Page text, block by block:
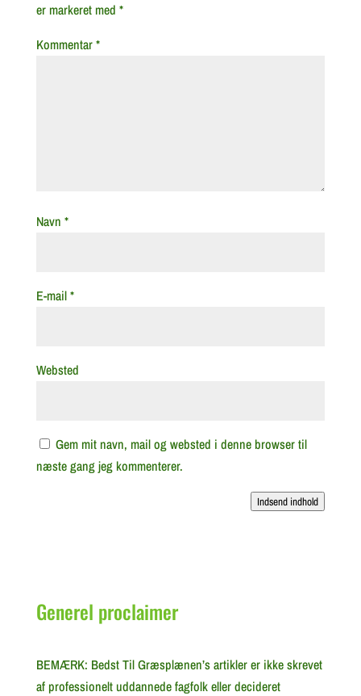
er markeret med *
Kommentar*
Navn *
E-mail*
Websted
Gem mit navn, mail og websted i denne browser til
næste gang jeg kommenterer.
Indsend indhold
Generel proclaimer
BEMÆRK: Bedst Til Græsplænen’s artikler er ikke skrevet
af professionelt uddannede fagfolk eller decideret